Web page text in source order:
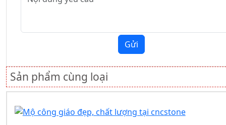
Gửi
Sản phẩm cùng loại